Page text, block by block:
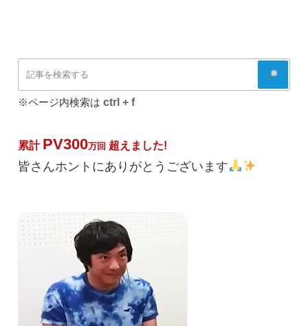
検
※ページ内検索はctrl + f
累計 PV300万回 超えました!
皆さんホントにありがとうございます